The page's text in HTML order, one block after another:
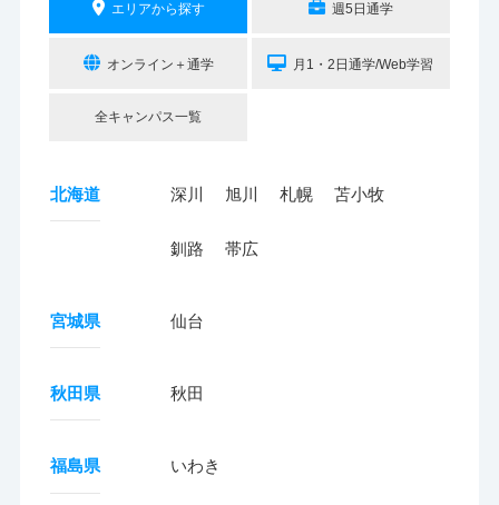
エリアから探す 週5日通学
オンライン＋通学 月1・2日通学/Web学習
全キャンパス一覧
北海道 深川 旭川 札幌 苫小牧
釧路 帯広
宮城県 仙台
秋田県 秋田
福島県 いわき